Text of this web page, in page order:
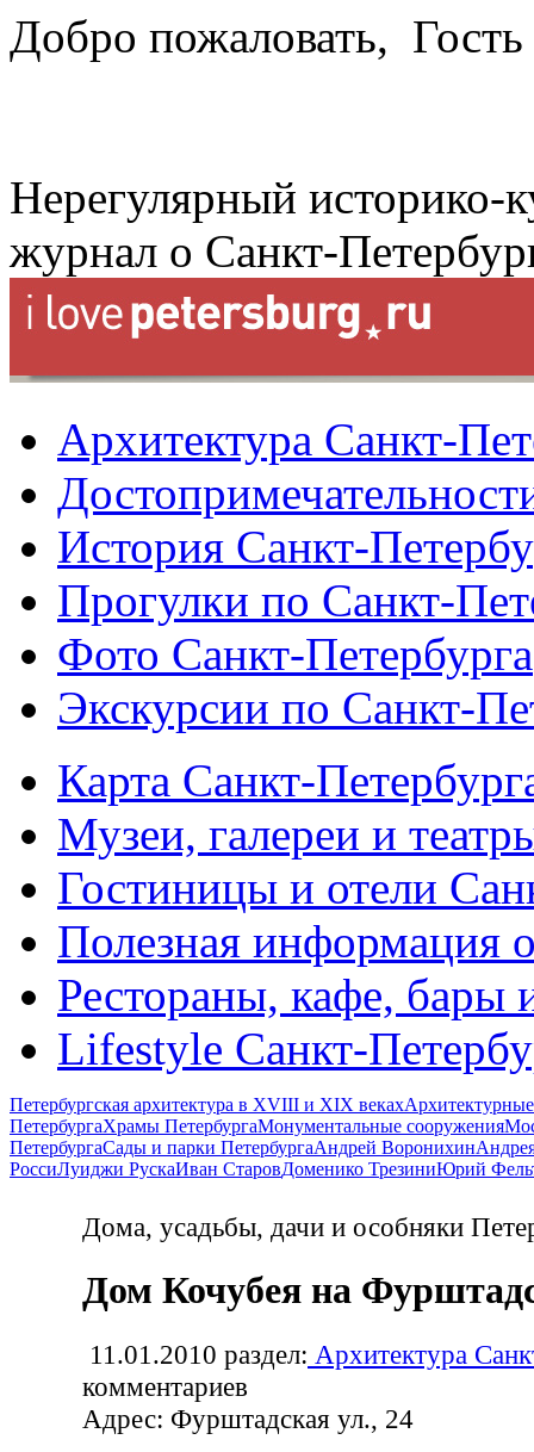
Добро пожаловать, Гость
Нерегулярный историко-
журнал о Санкт-
Архитектура Санкт-
История Санкт-
Прогулки по Санкт-
Фото Санкт-Петербурга
Экскурсии по Санкт-
Карта Санкт-
Музеи, галереи и
Гостиницы и отели
Полезная информация
Рестораны, кафе, бары
Lifestyle Санкт-
Петербургская архитектура в XVIII и XIX веках
ПетербургаХрамы ПетербургаМонументальные сооружения
ПетербургаСады и парки ПетербургаАндрей Воронихин
РоссиЛуиджи РускаИван СтаровДоменико ТрезиниЮрий
Дома, усадьбы, дачи и особняки
Дом Кочубея на
11.01.2010 раздел: Архитектура
комментариев
Адрес: Фурштадская ул., 24